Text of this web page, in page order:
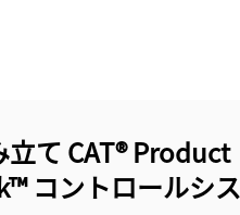
立て CAT® Product
コントロールシ